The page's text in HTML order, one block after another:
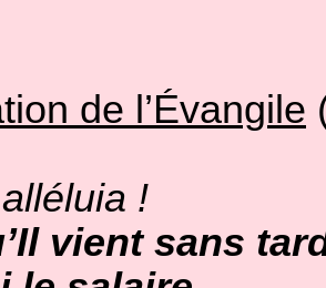
de l’Évangile
!
vient sans